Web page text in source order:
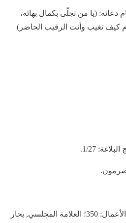
دعائه: (يا من تجلّى بكمال بهائه،
كيف تغيب وأنت الرقيب الحاضر)
4- السيد بن طاووس, إقبال الأعمال: ‏350؛ العلامة المجلسي, بحار